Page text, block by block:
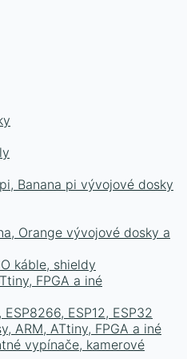
Banana pi vývojové dosky
Orange vývojové dosky a
káble, shieldy
FPGA a iné
ESP12, ESP32
ARM, ATtiny, FPGA a iné
vypínače, kamerové